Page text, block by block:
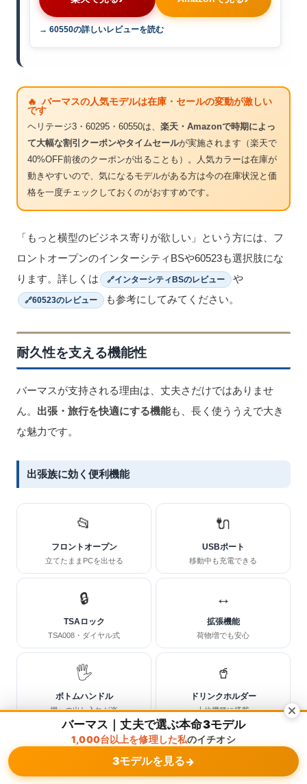
→ 60550の詳しいレビューを読む
🔥 バーマスの人気モデルは在庫・セールの変動が激しい
です
ヘリテージ3・60295・60550は、 楽天・Amazonで時期によっ
て大幅な割引クーポンやタイムセールが実施されます（楽天で
40%OFF前後のクーポンが出ることも）。人気カラーは在庫が
動きやすいので、気になるモデルがある方は今の在庫状況と価
格を一度チェックしておくのがおすすめです。
「もっと横型のビジネス寄りが欲しい」という方には、フ
ロントオープンのインターシティBSや60523も選択肢にな
ります。詳しくは
インターシティBSのレビュー や
60523のレビュー も参考にしてみてください。
耐久性を支える機能性
バーマスが支持される理由は、丈夫さだけではありませ
ん。 出張・旅行を快適にする機能も、長く使ううえで大き
な魅力です。
出張族に効く便利機能
📂
フロントオープン
立てたままPCを出せる
🔌
USBポート
移動中も充電できる
🔒
TSAロック
TSA008・ダイヤル式
↔️
拡張機能
荷物増でも安心
🖐️
ボトムハンドル
棚への出し入れが楽
🥤
ドリンクホルダー
上位機種に搭載
💡 プロの目で見た「機能と耐久性のバランス」
メニュー ホーム 検索 トップ サイドバー
バーマス｜丈夫で選ぶ本命3モデル
1,000台以上を修理した私のイチオシ
3モデルを見る→